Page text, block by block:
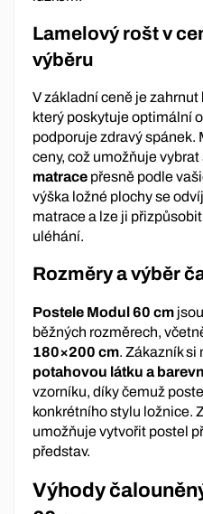
Lamelový rošt v
výběru
V základní ceně je zahrnut
který poskytuje optimální
podporuje zdravý spánek.
ceny, což umožňuje vybrat
matrace přesně podle
výška ložné plochy se
matrace a lze ji
uléhání.
Rozměry a výběr
Postele Modul 60 cm
běžných rozměrech,
180×200 cm. Zákazník si
potahovou látku a
vzorníku, díky čemuž
konkrétního stylu ložnice.
umožňuje vytvořit postel
představ.
Výhody